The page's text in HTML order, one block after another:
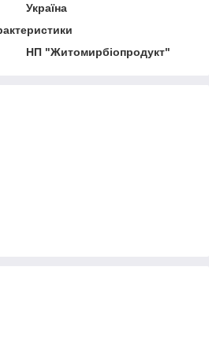
Україна
НП "Житомирбіопродукт"